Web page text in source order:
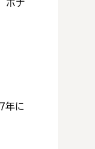
ボナ
年に